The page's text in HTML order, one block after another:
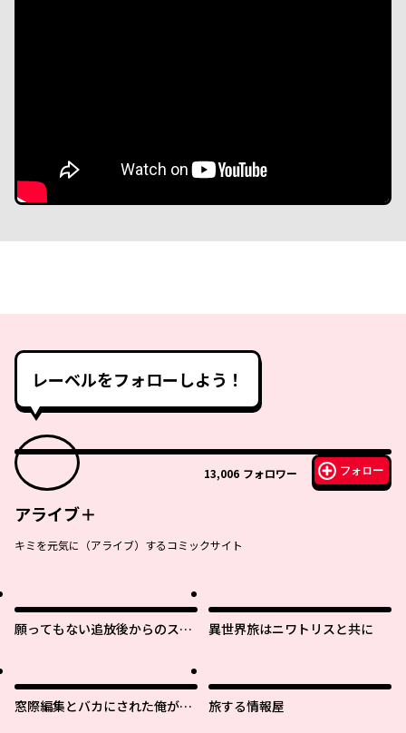
レーベルをフォローしよう！
13,006 フォロワー フォロー
アライブ＋
キミを元気に（アライブ）するコミックサイト
願ってもない追放後からのスロ
り行きで美少女ギャルの師匠に
なったらなぜかめちゃくちゃ懐
かれた〜
異世界旅はニワトリスと共に
窓際編集とバカにされた俺が、
旅する情報屋